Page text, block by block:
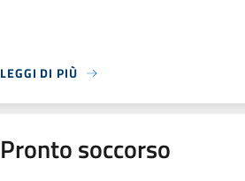
LEGGI DI PIÙ
Pronto soccorso